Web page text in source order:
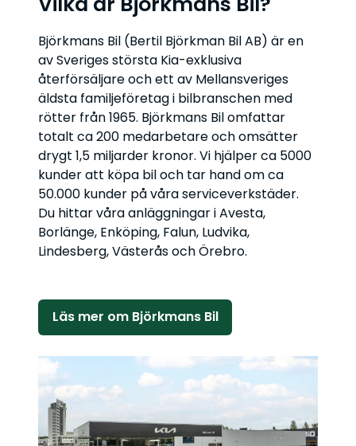
Björkmans Bil (Bertil Björkman Bil AB) är en
av Sveriges största Kia-exklusiva
återförsäljare och ett av Mellansveriges
äldsta familjeföretag i bilbranschen med
rötter från 1965. Björkmans Bil omfattar
totalt ca 200 medarbetare och omsätter
drygt 1,5 miljarder kronor. Vi hjälper ca 5000
kunder att köpa bil och tar hand om ca
50.000 kunder på våra serviceverkstäder.
Du hittar våra anläggningar i Avesta,
Borlänge, Enköping, Falun, Ludvika,
Lindesberg, Västerås och Örebro.
Läs mer om Björkmans Bil